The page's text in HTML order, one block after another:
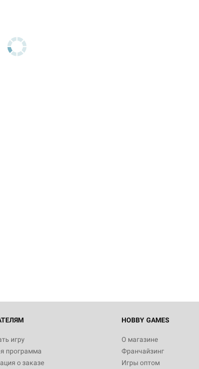
игру
программа
о заказе
HOBBY GAMES
О магазине
Франчайзинг
Игры оптом
Настольная игра
"Мир фантастики.
империи: Боевая
799
Настольная игра